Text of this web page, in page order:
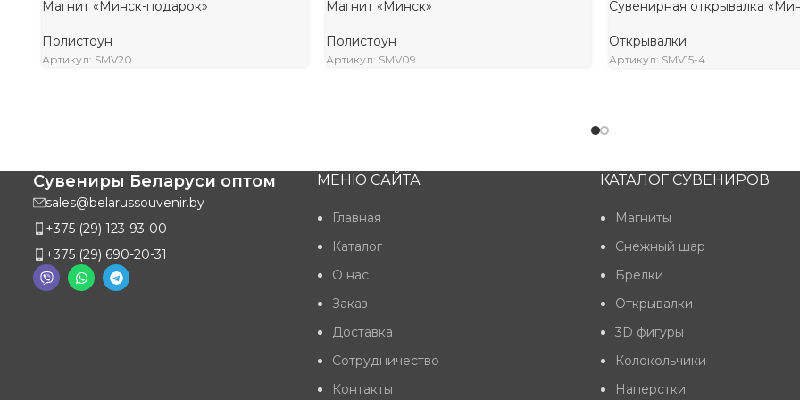
Магнит «Минск-подарок»
Полистоун
Артикул: SMV20
Магнит «Минск»
Полистоун
Артикул: SMV09
Сувенирная открывалка
Открывалки
Артикул: SMV15-4
Сувениры Беларуси оптом
sales@belarussouvenir.by
+375 (29) 123-93-00
+375 (29) 690-20-31
МЕНЮ САЙТА
Главная
Каталог
О нас
Заказ
Доставка
Сотрудничество
Контакты
КАТАЛОГ СУВЕНИРОВ
Магниты
Снежный шар
Брелки
Открывалки
3D фигуры
Колокольчики
Наперстки